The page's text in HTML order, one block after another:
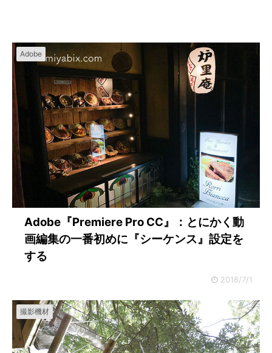
Adobe
Adobe『Premiere Pro CC』：とにかく動
画編集の一番初めに『シーケンス』設定を
する
2018/7/1
撮影機材